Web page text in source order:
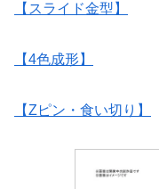
【スライド金型】
【4色成形】
【Zピン・食い切り】